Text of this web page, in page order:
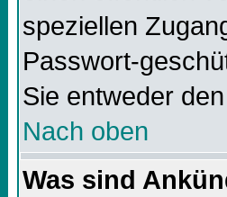
speziellen
Passwort-
Sie entweder
Nach oben
Was sind